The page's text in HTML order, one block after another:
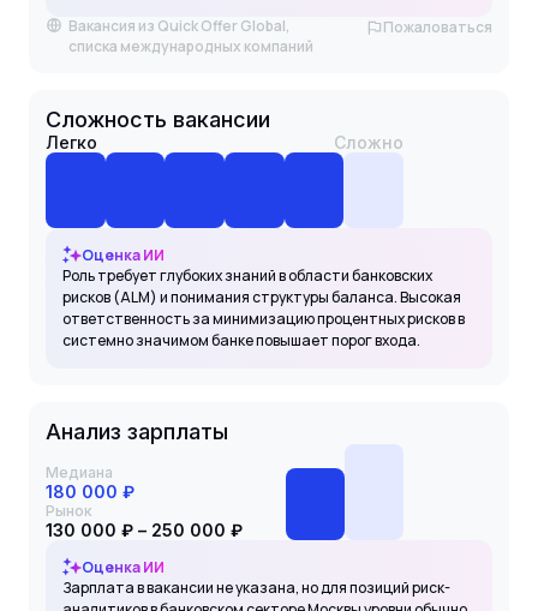
Вакансия из Quick Offer Global,
списка международных компаний
Пожаловаться
Сложность вакансии
Легко Сложно
Оценка ИИ
Роль требует глубоких знаний в области банковских
рисков (ALM) и понимания структуры баланса. Высокая
ответственность за минимизацию процентных рисков в
системно значимом банке повышает порог входа.
Анализ зарплаты
Медиана
180 000 ₽
Рынок
130 000 ₽ – 250 000 ₽
Оценка ИИ
Зарплата в вакансии не указана, но для позиций риск-